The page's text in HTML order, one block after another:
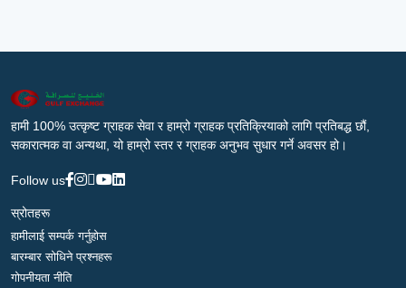
हामी 100% उत्कृष्ट ग्राहक सेवा र हाम्रो ग्राहक प्रतिक्रियाको लागि प्रतिबद्ध छौं,
सकारात्मक वा अन्यथा, यो हाम्रो स्तर र ग्राहक अनुभव सुधार गर्ने अवसर हो।
Follow us
स्रोतहरू
हामीलाई सम्पर्क गर्नुहोस
बारम्बार सोधिने प्रश्नहरू
गोपनीयता नीति